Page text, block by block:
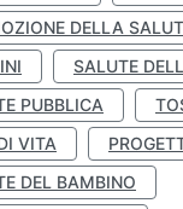
DELLA
SALUTE
PUBBLICA
VITA
DEL BAMBINO